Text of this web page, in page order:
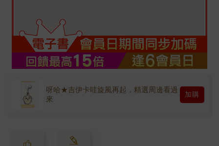
呀哈★吉伊卡哇旋風再起，精選周邊看過
來
加購